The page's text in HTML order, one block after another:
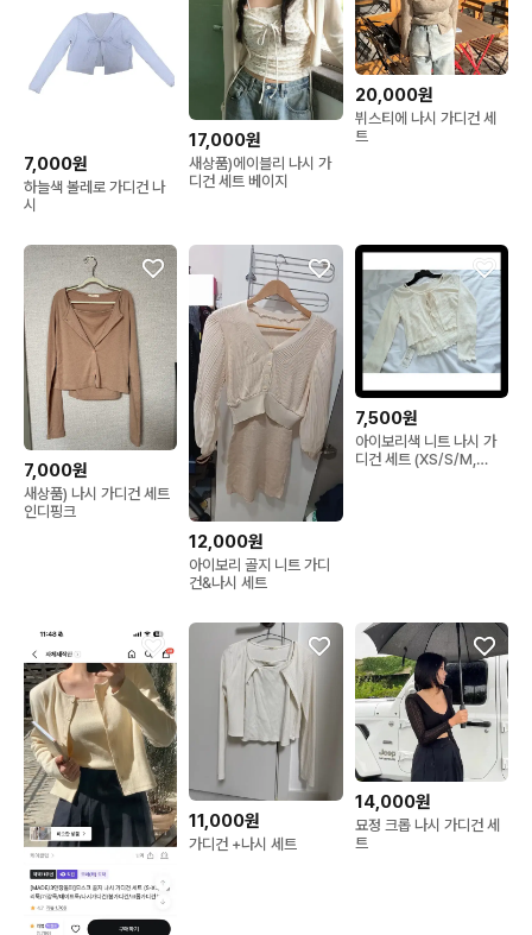
7,000원
하늘색 볼레로 가디건 나
시
17,000원
새상품)에이블리 나시 가
디건 세트 베이지
20,000원
뷔스티에 나시 가디건 세
트
7,000원
새상품) 나시 가디건 세트
인디핑크
12,000원
아이보리 골지 니트 가디
건&나시 세트
7,500원
아이보리색 니트 나시 가
디건 세트 (XS/S/M,
11,000원
가디건 +나시 세트
14,000원
묘정 크롭 나시 가디건 세
트